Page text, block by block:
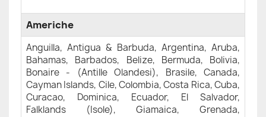
Americhe
Anguilla, Antigua & Barbuda, Argentina, Aruba,
Bahamas, Barbados, Belize, Bermuda, Bolivia,
Bonaire - (Antille Olandesi), Brasile, Canada,
Cayman Islands, Cile, Colombia, Costa Rica, Cuba,
Curacao, Dominica, Ecuador, El Salvador,
Falklands (Isole), Giamaica, Grenada,